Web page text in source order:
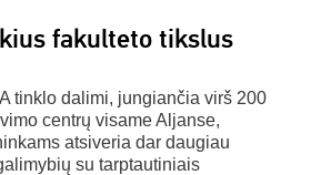
fakulteto tikslus
tinklo dalimi, jungiančia virš 200
centrų visame Aljanse,
atsiveria dar daugiau
su tarptautiniais